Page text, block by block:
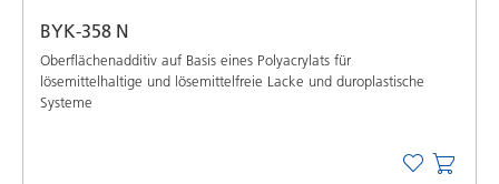
BYK-358 N
Oberflächenadditiv auf Basis eines Polyacrylats für
lösemittelhaltige und lösemittelfreie Lacke und duroplastische
Systeme